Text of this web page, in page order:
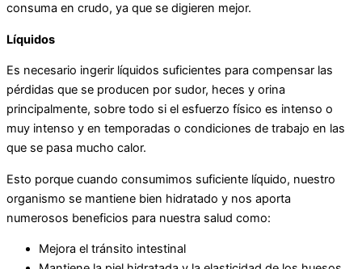
consuma en crudo, ya que se digieren mejor.
Líquidos
Es necesario ingerir líquidos suficientes para compensar las
pérdidas que se producen por sudor, heces y orina
principalmente, sobre todo si el esfuerzo físico es intenso o
muy intenso y en temporadas o condiciones de trabajo en las
que se pasa mucho calor.
Esto porque cuando consumimos suficiente líquido, nuestro
organismo se mantiene bien hidratado y nos aporta
numerosos beneficios para nuestra salud como:
Mejora el tránsito intestinal